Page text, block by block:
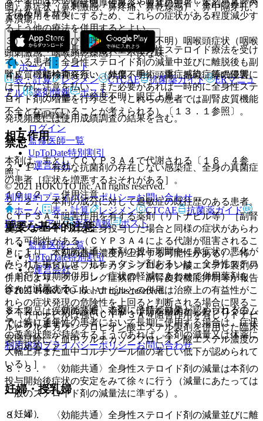
９．１．３． 重症肥厚性鼻炎や鼻茸の患者：本剤の鼻腔内
での作用を確実にするため、これらの症状がある程度減少す
るよう他の療法を併用するとよい。
９．１．４． 長期又は大量の全身性ステロイド療法を受け
ている患者：全身性ステロイド剤の減量中並びに離脱後も副
腎皮質機能検査を行い、外傷、手術、重症感染症等の侵襲に
は十分に注意を払い、また必要があれば一時的に全身性ステ
ロイド剤の増量を行うこと（これらの患者では副腎皮質機能
不全となっていることが考えられる）〔１３．１参照〕。
相互作用
本剤は、主としてＣＹＰ３Ａ４で代謝される〔１６．４参
照〕。
１０．２． 併用注意：
ＣＹＰ３Ａ４阻害作用を有する薬剤（リトナビル等）［副腎
皮質ステロイド剤を全身投与した場合と同様の症状があらわ
れる可能性がある（ＣＹＰ３Ａ４による代謝が阻害されるこ
とにより、本剤の血中濃度が上昇する可能性がある）。特
に、リトナビルとフルチカゾンプロピオン酸エステル製剤の
併用により、クッシング症候群、副腎皮質機能抑制等が報告
されているので、リトナビルとの併用は治療上の有益性がこ
れらの症状発現の危険性を上回ると判断される場合に限るこ
と（リトナビルは強いＣＹＰ３Ａ４阻害作用を有しリトナビ
ルとフルチカゾンプロピオン酸エステル製剤を併用した臨床
薬理試験にて血中フルチカゾンプロピオン酸エステル濃度の
大幅上昇また血中コルチゾール値の著しい低下が認められて
いる）］。
妊婦・授乳婦
（妊婦）
明）鼻症状（鼻刺激感、鼻疼痛、鼻乾燥感）、鼻中隔穿孔、
鼻潰瘍。
３）． 口腔並びに呼吸器：（頻度不明）咽喉頭症状（咽喉
頭刺激感、咽喉頭乾燥感）、不快な味。
４）． 精神神経系：（頻度不明）頭痛、振戦、睡眠障害。
５）． その他：（頻度不明）眼圧上昇。
発現頻度には使用成績調査の結果を含む。
禁忌
２．１． 有効な抗菌剤の存在しない感染症、全身の真菌症
の患者［症状を増悪するおそれがある］。
２．２． 本剤の成分に対して過敏症の既往歴のある患者。
重要な基本的注意
８．１． 〈効能共通〉本剤の投与期間中に鼻症状の悪化が
みられた場合には、抗ヒスタミン剤あるいは、全身性ステロ
イド剤を短期間併用し、症状の軽減にあわせて併用薬剤を
徐々に減量すること。
８．２． 〈効能共通〉本剤には持続効果が認められるの
で、特に通年性の患者において長期に使用する場合は、症状
の改善状態が持続するようであれば、本剤の減量又は休薬に
つとめること。
８．３． 〈効能共通〉全身性ステロイド剤の減量は本剤の
投与開始後症状の安定をみて徐々に行う（減量にあたっては
一般のステロイド剤の減量法に準ずる）。
８．４． 〈効能共通〉全身性ステロイド剤の減量並びに離
ではありません。
ホーム
ノート
表・計算
レジメン CTCAE 抗菌薬ガイド
ERマニュ
アル
薬剤情報 ポスト
新規登録
ログイン
監修医師一覧
UpToDate特別割引
運営会社
© 2021 HOKUTO Inc. All rights reserved.
利用規約プライバシーポリシーお問い合わせ
ホーム
表・計算 レジメン CTCAE
抗菌薬ガイド
ERマニュアル
薬剤情報 ポスト
監修医師一覧
UpToDate特別割引
運営会社
© 2021 HOKUTO Inc. All rights reserved.
※本製品は疾病の診断・治療・予防を目的としたプログラム
ではありません。
利用規約プライバシーポリシーお問い合わせ